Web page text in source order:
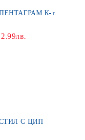
2.99лв.